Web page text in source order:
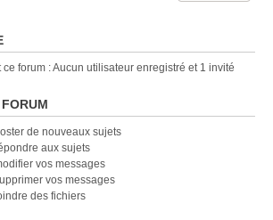
forum : Aucun utilisateur enregistré et 1 invité
de nouveaux sujets
aux sujets
vos messages
vos messages
des fichiers